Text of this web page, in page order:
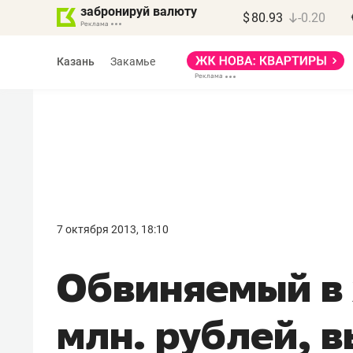
забронируй валюту $ 80.93 -0.20
Казань Закамье
7 октября 2013, 18:10
Обвиняемый
млн. рублей,
правил, бизнес может
потерять минимум
полгода»